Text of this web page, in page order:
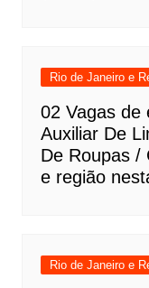
Rio de Janeiro e
02 Vagas de
Auxiliar De
De Roupas /
e região
Rio de Janeiro e